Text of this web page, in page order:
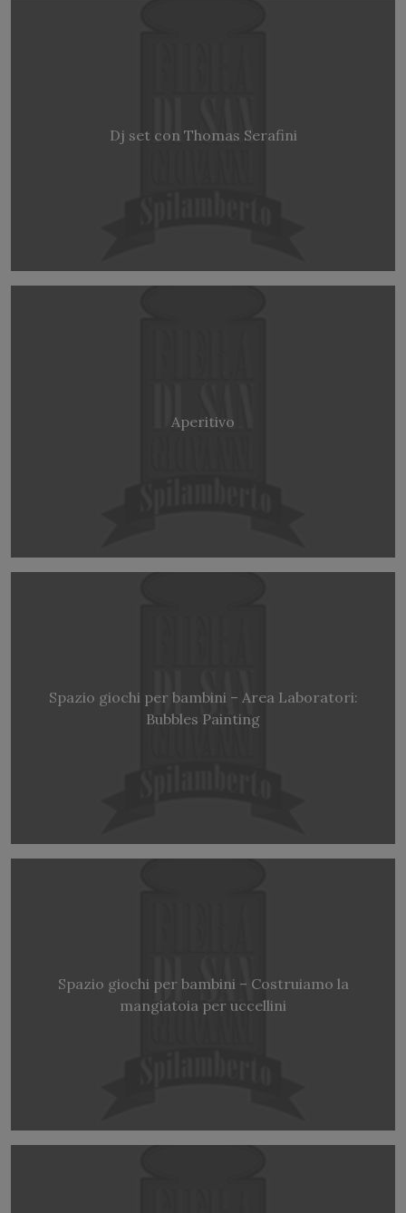
Dj set con Thomas Serafini
Aperitivo
Spazio giochi per bambini – Area Laboratori:
Bubbles Painting
Spazio giochi per bambini – Costruiamo la
mangiatoia per uccellini